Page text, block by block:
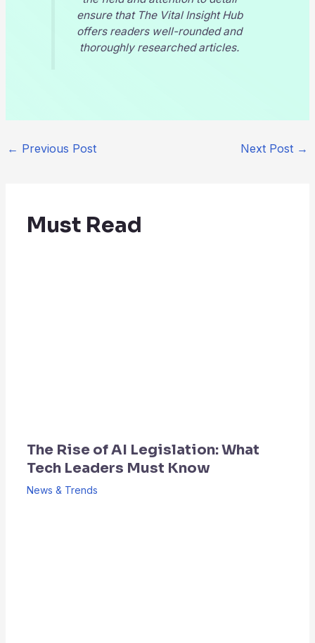
ensure that The Vital Insight Hub
offers readers well-rounded and
thoroughly researched articles.
← Previous Post Next Post →
Must Read
The Rise of AI Legislation: What
Tech Leaders Must Know
News & Trends